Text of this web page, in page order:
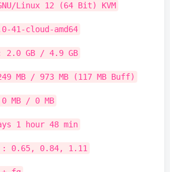
/Linux 12 (64 Bit) KVM
0-41-cloud -amd64
2.0 GB / 4.9 GB
MB / 973 MB (117 MB Buff)
0 MB / 0 MB
1 hour 48 min
: 0.65, 0.84, 1.11